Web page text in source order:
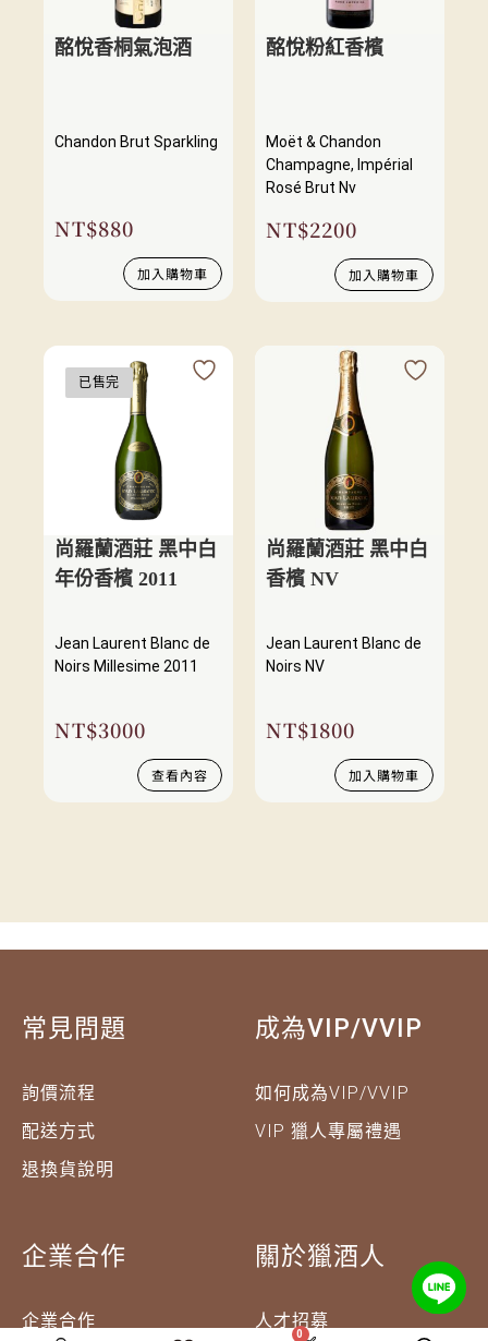
酩悅香桐氣泡酒
Chandon Brut Sparkling
NT$880
加入購物車
酩悅粉紅香檳
Moët & Chandon
Champagne, Impérial
Rosé Brut Nv
NT$2200
加入購物車
已售完
尚羅蘭酒莊 黑中白
年份香檳 2011
Jean Laurent Blanc de
Noirs Millesime 2011
NT$3000
查看內容
尚羅蘭酒莊 黑中白
香檳 NV
Jean Laurent Blanc de
Noirs NV
NT$1800
加入購物車
常見問題
詢價流程
配送方式
退換貨說明
成為VIP/VVIP
如何成為VIP/VVIP
VIP 獵人專屬禮遇
企業合作
企業合作
關於獵酒人
人才招募
0